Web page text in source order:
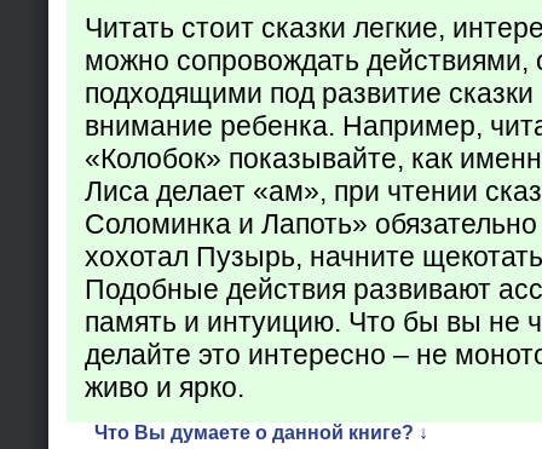
Читать стоит сказки легкие,
можно сопровождать действиями,
подходящими под развитие
внимание ребенка. Например,
«Колобок» показывайте, как
Лиса делает «ам», при чтении
Соломинка и Лапоть»
хохотал Пузырь, начните
Подобные действия развивают
память и интуицию. Что бы вы не
делайте это интересно – не
живо и ярко.
Что Вы думаете о данной книге? ↓